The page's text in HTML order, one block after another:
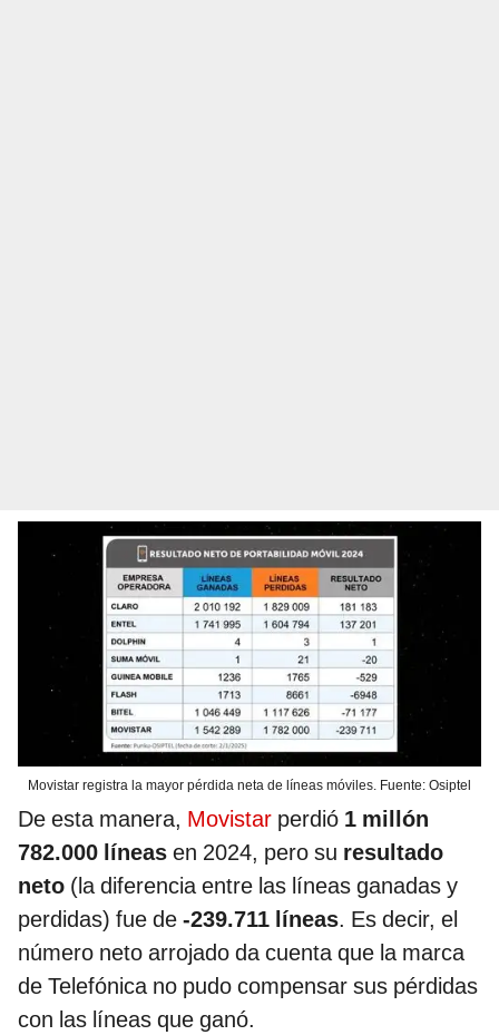
Movistar registra la mayor pérdida neta de líneas móviles. Fuente: Osiptel
De esta manera, Movistar perdió 1 millón
782.000 líneas en 2024, pero su resultado
neto (la diferencia entre las líneas ganadas y
perdidas) fue de -239.711 líneas. Es decir, el
número neto arrojado da cuenta que la marca
de Telefónica no pudo compensar sus pérdidas
con las líneas que ganó.